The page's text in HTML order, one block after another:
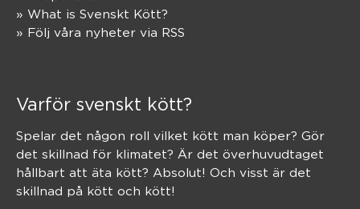
» What is Svenskt Kött?
» Följ våra nyheter via RSS
Varför svenskt kött?
Spelar det någon roll vilket kött man köper? Gör
det skillnad för klimatet? Är det överhuvudtaget
hållbart att äta kött? Absolut! Och visst är det
skillnad på kött och kött!